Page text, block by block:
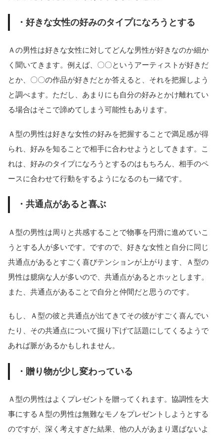
・好きな女性の好みのタイプになろうとする
Ａの男性は好きな女性に対してどんな男性が好きなのか細か
く聞いてきます。例えば、〇〇というアーティストが好きだ
とか、〇〇の作品が好きだとか答えると、それを把握しよう
と調べます。ただし、あまりにも自分の好みとかけ離れてい
る場合はそこで諦めてしまう可能性もあります。
Ａ型の男性は好きな女性の好みを把握することで満足感が得
られ、好みを知ることで相手に合わせようとしてきます。こ
れは、好みのタイプになろうとするのはもちろん、相手のペ
ースに合わせて行動をするようになるのも一緒です。
・共通点があると喜ぶ
Ａ型の男性は周りと共感することで物事を円滑に進めていこ
うとする人が多いです。ですので、好きな女性と自分に同じ
共通点があるとすごく喜びテンションが上がります、Ａ型の
男性は臆病な人が多いので、共通点があるとホッとします。
また、共通点があることで自分と仲間だと思うのです。
もし、Ａ型の彼と共通点が出てきてその彼がすごく喜んでい
たり、その共通点について掘り下げて話題にしてくるようで
あれば脈があるかもしれません。
・贈り物が少し変わっている
Ａ型の男性はよくプレゼントを贈ってくれます。協調性を大
事にするＡ型の男性は無難なモノをプレゼントしようとする
のですが、深く考えすぎた結果、他の人があまり選ばないよ